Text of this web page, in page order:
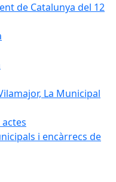
de Catalunya del 12
La Municipal
i encàrrecs de